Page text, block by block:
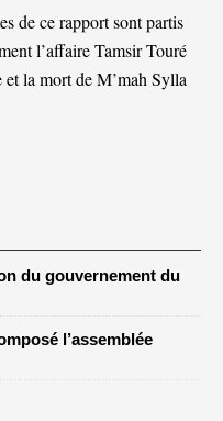
de ce rapport sont partis
l’affaire Tamsir Touré
et la mort de M’mah Sylla
du gouvernement du
l’assemblée